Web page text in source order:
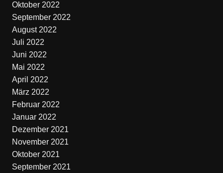
Oktober 2022
September 2022
August 2022
Juli 2022
Juni 2022
Mai 2022
April 2022
März 2022
Februar 2022
Januar 2022
Dezember 2021
November 2021
Oktober 2021
September 2021